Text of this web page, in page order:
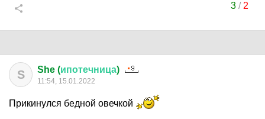
3/ 2
S She (ипотечница)
11:54, 15.01.2022
Прикинулся бедной овечкой